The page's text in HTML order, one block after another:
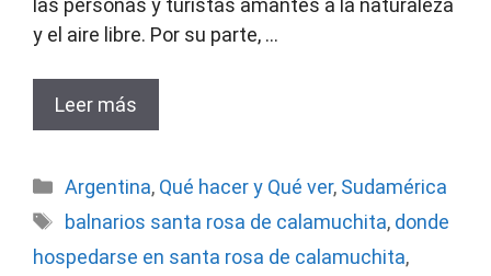
las personas y turistas amantes a la naturaleza
y el aire libre. Por su parte, …
Leer más
Categorías
Argentina, Qué hacer y Qué ver, Sudamérica
Etiquetas
balnarios santa rosa de calamuchita, donde
hospedarse en santa rosa de calamuchita,